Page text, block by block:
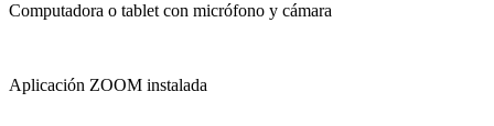
Computadora o tablet con micrófono y cámara
Aplicación ZOOM instalada